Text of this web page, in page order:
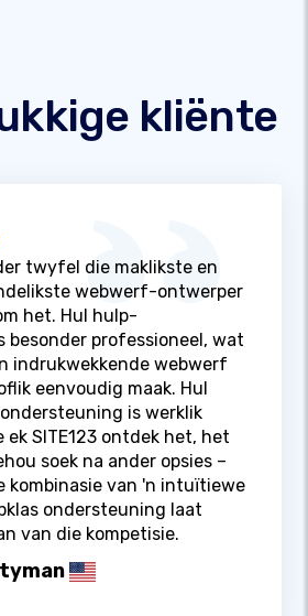
kliënte
twyfel die maklikste en
webwerf-ontwerper
het. Hul hulp-
besonder professioneel, wat
indrukwekkende webwerf
eenvoudig maak. Hul
is werklik
ek SITE123 ontdek het, het
soek na ander opsies –
kombinasie van 'n intuïtiewe
ondersteuning laat
​​van die kompetisie.